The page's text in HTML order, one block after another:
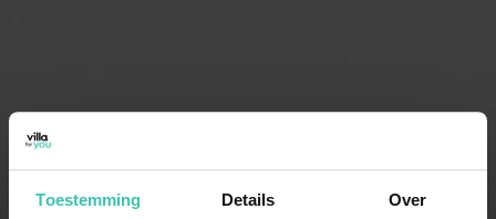
Toestemming Details Over